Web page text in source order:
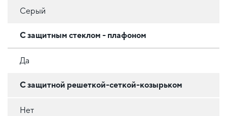
Серый
С защитным стеклом - плафоном
Да
С защитной решеткой-сеткой-козырьком
Нет